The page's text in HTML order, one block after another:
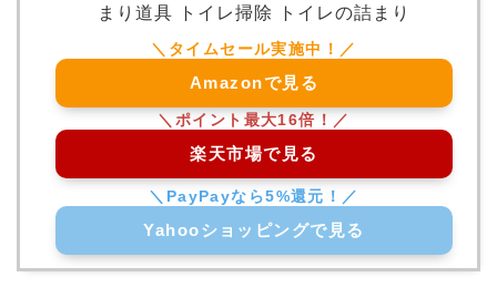
まり道具 トイレ掃除 トイレの詰まり
Amazonで見る
楽天市場で見る
Yahooショッピングで見る